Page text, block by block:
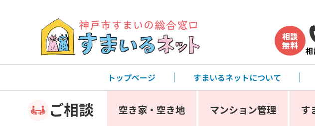
相談
無料
トップページ すまいるネットについて
ご相談 空き家・空き地 マンション管理 す